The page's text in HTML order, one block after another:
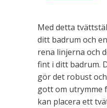
Med detta
ditt badrum och
rena linjerna och
fint i ditt badrum.
gör det robust
gott om utrymme
kan placera ett